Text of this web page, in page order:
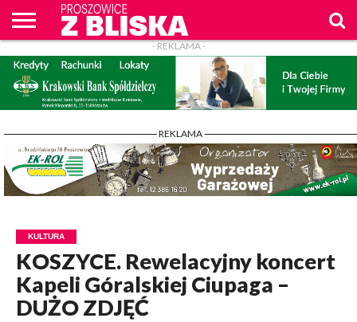
O
NAS
WIADOMOŚCI
ZAPYTAM
WPROST
CENNIK
REKLAM
PROSZOWICE
Z BLISKA
KONTAKT
- REKLAMA -
- REKLAMA -
KULTURA
KOSZYCE. Rewelacyjny koncert
Kapeli Góralskiej Ciupaga –
DUŻO ZDJĘĆ